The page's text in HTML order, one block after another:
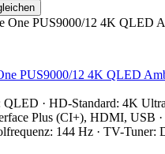
PUS9000/12 4K QLED
· HD-Standard: 4K
Plus (CI+), HDMI, USB ·
144 Hz · TV-